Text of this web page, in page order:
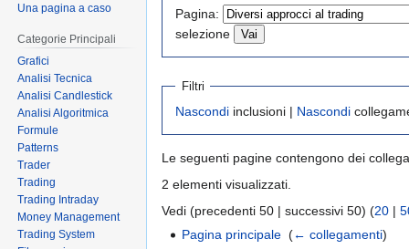
navigation
search
Pagina:
selezione
Filtri
Nascondi inclusioni | Nascondi
Le seguenti pagine contengono dei
2 elementi visualizzati.
Vedi (precedenti 50 | successivi 50) (20 |
Pagina principale ‎(← collegamenti)
Una pagina a caso
Categorie Principali
Grafici
Analisi Tecnica
Analisi Candlestick
Analisi Algoritmica
Formule
Patterns
Trader
Trading
Trading Intraday
Money Management
Trading System